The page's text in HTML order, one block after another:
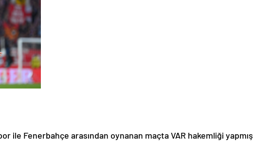
ile Fenerbahçe arasından oynanan maçta VAR hakemliği yapmış